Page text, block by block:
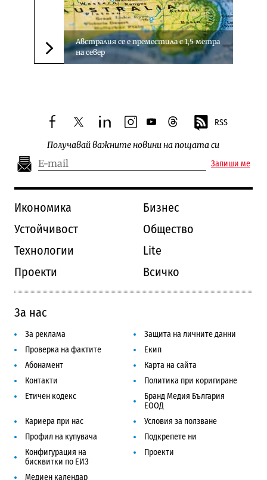
Следваща новина
Австралия се е преместила с 1,5 метра
на север
facebooktwitterlinkedininstagram
youtubethreads RSS
Получавай важните новини на пощата си
Запиши ме
Икономика
Бизнес
Устойчивост
Общество
Технологии
Lite
Проекти
Всичко
За нас
За реклама
Защита на личните данни
Проверка на фактите
Екип
Абонамент
Карта на сайта
Контакти
Политика при коригиране
Етичен кодекс
Бранд Медия България
ЕООД
Кариера при нас
Условия за ползване
Профил на купувача
Подкрепете ни
Конфигурация на
бисквитки по ЕИЗ
Проекти
Медиен календар